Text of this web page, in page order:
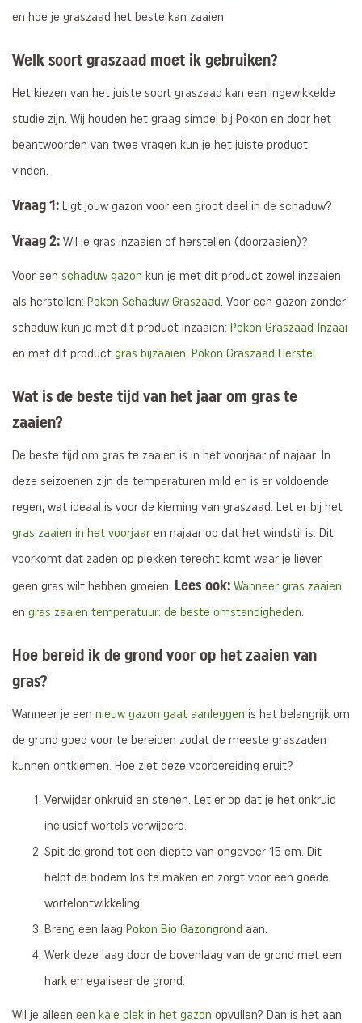
en hoe je graszaad het beste kan zaaien.
Welk soort graszaad moet ik gebruiken?
Het kiezen van het juiste soort graszaad kan een ingewikkelde
studie zijn. Wij houden het graag simpel bij Pokon en door het
beantwoorden van twee vragen kun je het juiste product
vinden.
Vraag 1: Ligt jouw gazon voor een groot deel in de schaduw?
Vraag 2: Wil je gras inzaaien of herstellen (doorzaaien)?
Voor een schaduw gazon kun je met dit product zowel inzaaien
als herstellen: Pokon Schaduw Graszaad. Voor een gazon zonder
schaduw kun je met dit product inzaaien: Pokon Graszaad Inzaai
en met dit product gras bijzaaien: Pokon Graszaad Herstel .
Wat is de beste tijd van het jaar om gras te
zaaien?
De beste tijd om gras te zaaien is in het voorjaar of najaar. In
deze seizoenen zijn de temperaturen mild en is er voldoende
regen, wat ideaal is voor de kieming van graszaad. Let er bij het
gras zaaien in het voorjaar en najaar op dat het windstil is. Dit
voorkomt dat zaden op plekken terecht komt waar je liever
geen gras wilt hebben groeien. Lees ook: Wanneer gras zaaien
en gras zaaien temperatuur: de beste omstandigheden.
Hoe bereid ik de grond voor op het zaaien van
gras?
Wanneer je een nieuw gazon gaat aanleggen is het belangrijk om
de grond goed voor te bereiden zodat de meeste graszaden
kunnen ontkiemen. Hoe ziet deze voorbereiding eruit?
Verwijder onkruid en stenen. Let er op dat je het onkruid
inclusief wortels verwijderd.
Spit de grond tot een diepte van ongeveer 15 cm. Dit
helpt de bodem los te maken en zorgt voor een goede
wortelontwikkeling.
Breng een laag Pokon Bio Gazongrond aan.
Werk deze laag door de bovenlaag van de grond met een
hark en egaliseer de grond.
Wil je alleen een kale plek in het gazon opvullen? Dan is het aan